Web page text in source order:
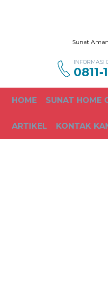
Sunat
INFORMASI
0811-
HOME SUNAT HOME
ARTIKEL KONTAK